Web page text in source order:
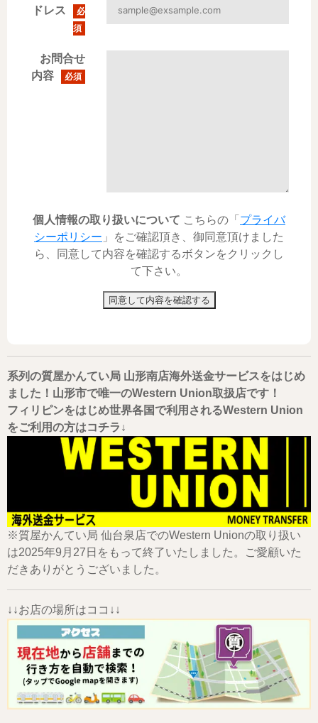
ドレス
必
須
お問合せ
内容
必須
個人情報の取り扱いについて こちらの「 プライバ
シーポリシー 」をご確認頂き、御同意頂けました
ら、同意して内容を確認するボタンをクリックし
て下さい。
同意して内容を確認する
系列の質屋かんてい局 山形南店海外送金サービスをはじめ
ました！山形市で唯一のWestern Union取扱店です！
フィリピンをはじめ世界各国で利用されるWestern Union
をご利用の方はコチラ↓
※質屋かんてい局 仙台泉店でのWestern Unionの取り扱い
は2025年9月27日をもって終了いたしました。ご愛顧いた
だきありがとうございました。
↓↓お店の場所はココ↓↓